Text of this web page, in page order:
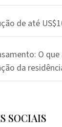
de até
O
da
SOCIAIS